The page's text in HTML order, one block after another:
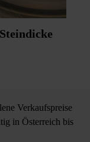
Verkaufspreise
in Österreich bis